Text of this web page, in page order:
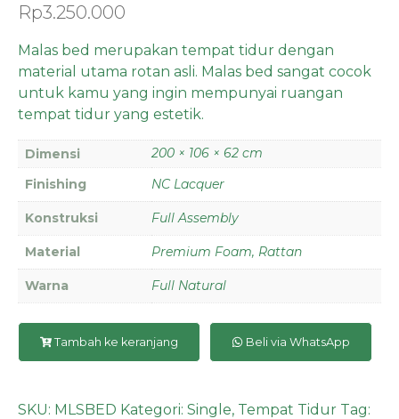
Rp3.250.000
Malas bed merupakan tempat tidur dengan
material utama rotan asli. Malas bed sangat cocok
untuk kamu yang ingin mempunyai ruangan
tempat tidur yang estetik.
Dimensi
200 × 106 × 62 cm
Finishing
NC Lacquer
Konstruksi Full Assembly
Material Premium Foam, Rattan
Warna Full Natural
Tambah ke keranjang Beli via WhatsApp
SKU: MLSBED Kategori: Single, Tempat Tidur Tag: